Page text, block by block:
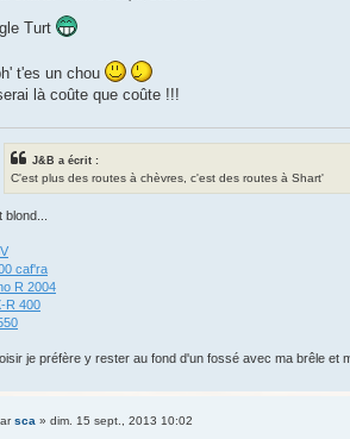
Turt
t'es un chou
là coûte que coûte !!!
J&B a écrit :
C'est plus des routes à chèvres, c'est des routes à Shart'
blond...
caf'ra
R 2004
R 400
je préfère y rester au fond d'un fossé avec ma brêle et
sca » dim. 15 sept., 2013 10:02